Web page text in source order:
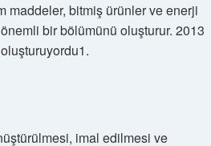
maddeler, bitmiş ürünler ve enerji
bir bölümünü oluşturur. 2013
imal edilmesi ve